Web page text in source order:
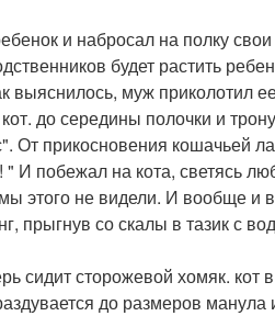
и набросал на полку
будет растить
выяснилось, муж приколотил
до середины полочки и
От прикосновения кошачьей
И побежал на кота, светясь
этого не видели. И вообще и
прыгнув со скалы в тазик с
сидит сторожевой хомяк. кот
до размеров манула